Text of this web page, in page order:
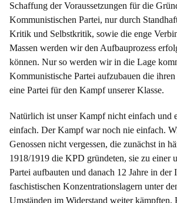
Schaffung der Voraussetzungen für die
Kommunistischen Partei, nur durch
Kritik und Selbstkritik, sowie die enge
Massen werden wir den Aufbauprozess
können. Nur so werden wir in die Lage
Kommunistische Partei aufzubauen die
eine Partei für den Kampf unserer Klasse.
Natürlich ist unser Kampf nicht einfach und
einfach. Der Kampf war noch nie einfach.
Genossen nicht vergessen, die zunächst in
1918/1919 die KPD gründeten, sie zu einer
Partei aufbauten und danach 12 Jahre in der
faschistischen Konzentrationslagern unter
Umständen im Widerstand weiter kämpften.